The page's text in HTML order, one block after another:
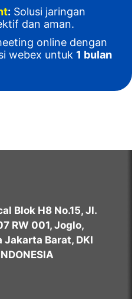
: Solusi jaringan
dan aman.
online dengan
webex untuk 1 bulan
Blok H8 No.15, Jl.
RW 001, Joglo,
Jakarta Barat, DKI